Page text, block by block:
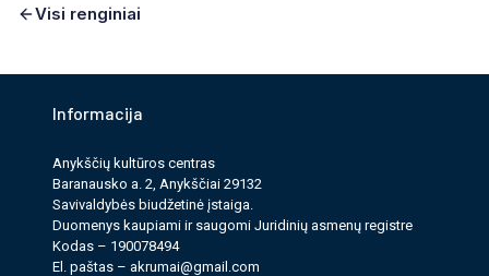
Visi renginiai
Informacija
Anykščių kultūros cen­tras
Baranausko a. 2, Anykščiai 29132
Savi­valdy­bės biudžet­inė įstaiga.
Duomenys kau­pi­ami ir saugomi Juri­dinių asmenų reg­istre
Kodas – 190078494
El. paš­tas – akrumai@gmail.com